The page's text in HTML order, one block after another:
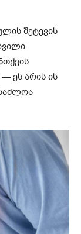
შეტევის
ეს არის ის